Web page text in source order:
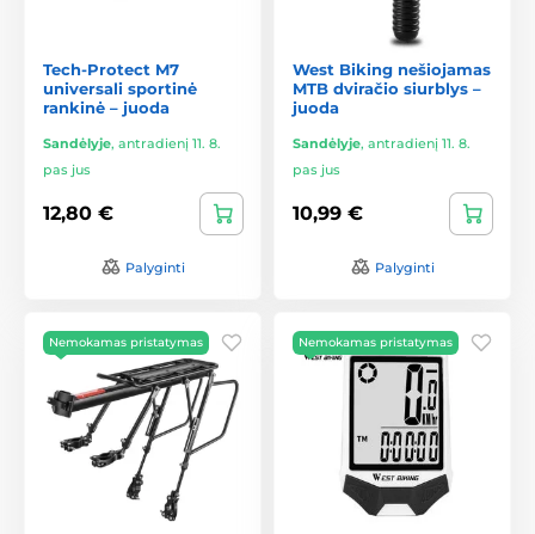
Tech-Protect M7
universali sportinė
rankinė – juoda
Sandėlyje, antradienį 11. 8.
pas jus
12,80 €
Palyginti
West Biking nešiojamas
MTB dviračio siurblys –
juoda
Sandėlyje, antradienį 11. 8.
pas jus
10,99 €
Palyginti
Nemokamas pristatymas Nemokamas pristatymas